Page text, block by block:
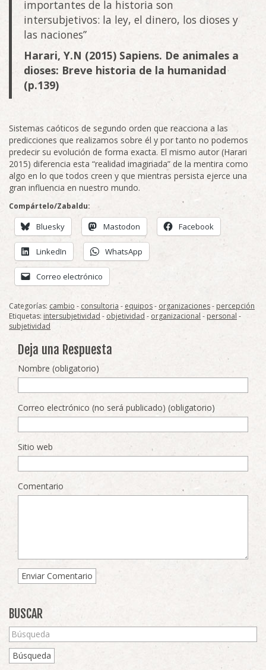
importantes de la historia son
intersubjetivos: la ley, el dinero, los dioses y
las naciones”
Harari, Y.N (2015) Sapiens. De animales a
dioses: Breve historia de la humanidad
(p.139)
Sistemas caóticos de segundo orden que reacciona a las
predicciones que realizamos sobre él y por tanto no podemos
predecir su evolución de forma exacta. El mismo autor (Harari
2015) diferencia esta “realidad imaginada” de la mentira como
algo en lo que todos creen y que mientras persista ejerce una
gran influencia en nuestro mundo.
Compártelo/Zabaldu:
Bluesky Mastodon Facebook
LinkedIn WhatsApp
Correo electrónico
Categorías: cambio - consultoria - equipos- organizaciones- percepción
Etiquetas: intersubjetividad - objetividad - organizacional - personal -
subjetividad
Deja una Respuesta
Nombre (obligatorio)
Correo electrónico (no será publicado) (obligatorio)
Sitio web
Comentario
BUSCAR
Búsqueda